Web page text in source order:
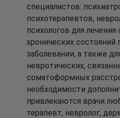
специалистов:
психотерапевтов,
психологов для лечения
хронических состояний
заболевании, а также
невротических,
соматоформных
необходимости
привлекаются врачи
терапевт, невролог,